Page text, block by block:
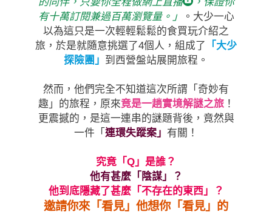
有十萬訂閱兼過百萬瀏覽量。」
。大少一心
以為這只是一次輕輕鬆鬆的食買玩介紹之
旅，於是就隨意挑選了4個人，組成了
「大少
探險團」 到西營盤站展開旅程。
然而，他們完全不知道這次所謂「奇妙有
趣」的旅程，原來竟是一趟實境解謎之旅！
更震撼的，是這一連串的謎題背後，竟然與
一件「 連環失蹤案」 有關！
究竟「Q」是誰？
他有甚麼「陰謀」？
他到底隱藏了甚麼「不存在的東西」？
邀請你來「看見」他想你「看見」的